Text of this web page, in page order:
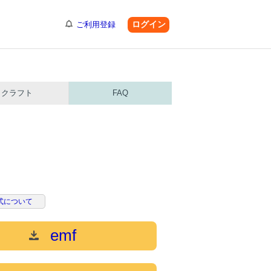
ご利用登録 ログイン
クラフト FAQ
について
emf